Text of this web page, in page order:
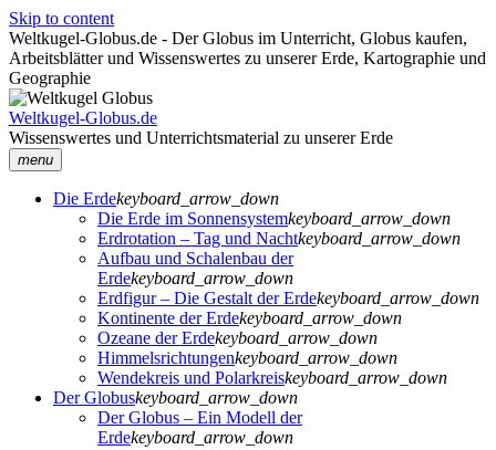
Skip to content
Weltkugel-Globus.de - Der Globus im Unterricht, Globus kaufen,
Arbeitsblätter und Wissenswertes zu unserer Erde, Kartographie und
Geographie
Weltkugel-Globus.de
Wissenswertes und Unterrichtsmaterial zu unserer Erde
menu
Die Erdekeyboard_arrow_down
Die Erde im Sonnensystemkeyboard_arrow_down
Erdrotation – Tag und Nachtkeyboard_arrow_down
Aufbau und Schalenbau der
Erdekeyboard_arrow_down
Erdfigur – Die Gestalt der Erdekeyboard_arrow_down
Kontinente der Erdekeyboard_arrow_down
Ozeane der Erdekeyboard_arrow_down
Himmelsrichtungenkeyboard_arrow_down
Wendekreis und Polarkreiskeyboard_arrow_down
Der Globuskeyboard_arrow_down
Der Globus – Ein Modell der
Erdekeyboard_arrow_down